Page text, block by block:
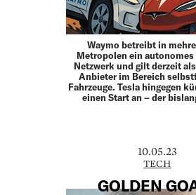
Waymo betreibt in
Metropolen ein
Netzwerk und gilt derzeit
Anbieter im Bereich
Fahrzeuge. Tesla hingegen
einen Start an – der
10.05.23
TECH
GOLDEN